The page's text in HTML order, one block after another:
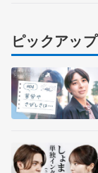
ピックアップ